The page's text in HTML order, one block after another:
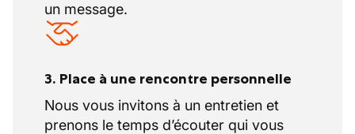
un message.
3. Place à une rencontre personnelle
Nous vous invitons à un entretien et
prenons le temps d’écouter qui vous